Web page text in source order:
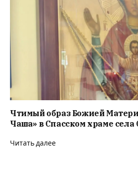
Чтимый образ Божией
Чаша» в Спасском храме села
Читать далее